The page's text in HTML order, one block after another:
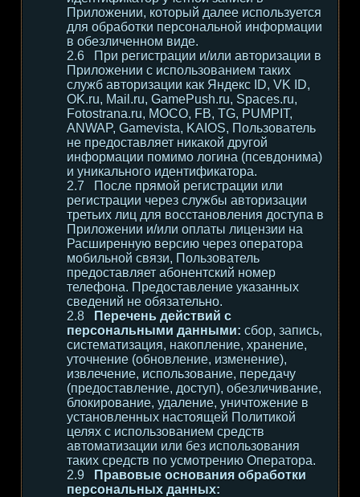
Приложении, который далее используется
для обработки персональной информации
в обезличенном виде.
При регистрации и/или авторизации в
Приложении с использованием таких
служб авторизации как Яндекс ID, VK ID,
OK.ru, Mail.ru, GamePush.ru, Spaces.ru,
Fotostrana.ru, MOCO, FB, TG, PUMPIT,
ANWAP, Gamevista, KAIOS, Пользователь
не предоставляет никакой другой
информации помимо логина (псевдонима)
и уникального идентификатора.
После прямой регистрации или
регистрации через службы авторизации
третьих лиц для восстановления доступа в
Приложении и/или оплаты лицензии на
Расширенную версию через оператора
мобильной связи, Пользователь
предоставляет абонентский номер
телефона. Предоставление указанных
сведений не обязательно.
Перечень действий с
персональными данными: сбор, запись,
систематизация, накопление, хранение,
уточнение (обновление, изменение),
извлечение, использование, передачу
(предоставление, доступ), обезличивание,
блокирование, удаление, уничтожение в
установленных настоящей Политикой
целях с использованием средств
автоматизации или без использования
таких средств по усмотрению Оператора.
Правовые основания обработки
персональных данных: